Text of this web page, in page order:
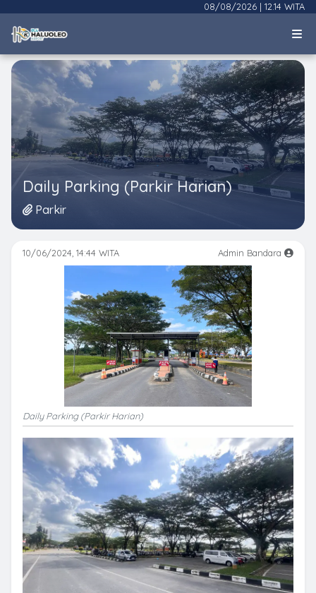
08/08/2026 | 12.14 WITA
Daily Parking (Parkir Harian)
Parkir
10/06/2024, 14:44 WITA Admin Bandara
Daily Parking (Parkir Harian)